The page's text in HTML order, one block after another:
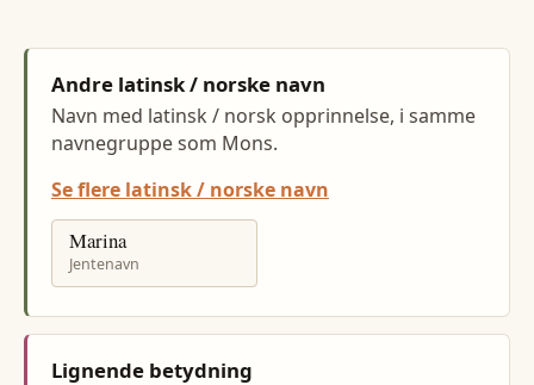
Andre latinsk / norske navn
Navn med latinsk / norsk opprinnelse, i samme
navnegruppe som Mons.
Se flere latinsk / norske navn
Marina
Jentenavn
Lignende betydning